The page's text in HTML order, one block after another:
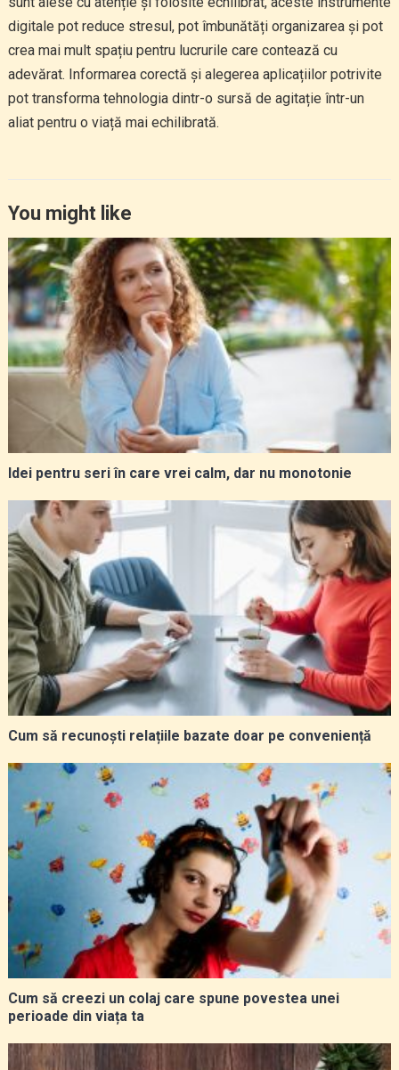
digitale pot reduce stresul, pot îmbunătăți organizarea și pot
crea mai mult spațiu pentru lucrurile care contează cu
adevărat. Informarea corectă și alegerea aplicațiilor potrivite
pot transforma tehnologia dintr-o sursă de agitație într-un
aliat pentru o viață mai echilibrată.
You might like
Idei pentru seri în care vrei calm, dar nu monotonie
Cum să recunoști relațiile bazate doar pe conveniență
Cum să creezi un colaj care spune povestea unei
perioade din viața ta